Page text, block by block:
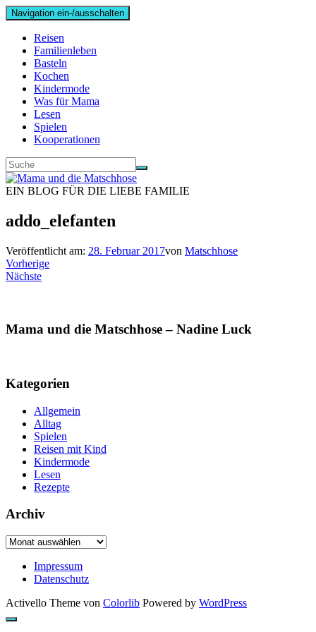
Navigation ein-/ausschalten
Reisen
Familienleben
Basteln
Kochen
Kindermode
Was für Mama
Lesen
Spielen
Kooperationen
EIN BLOG FÜR DIE LIEBE FAMILIE
addo_elefanten
Veröffentlicht am: 28. Februar 2017von Matschhose
Vorherige
Nächste
Mama und die Matschhose – Nadine Luck
Kategorien
Allgemein
Alltag
Spielen
Reisen mit Kind
Kindermode
Lesen
Rezepte
Archiv
Archiv
Impressum
Datenschutz
Activello Theme von Colorlib Powered by WordPress